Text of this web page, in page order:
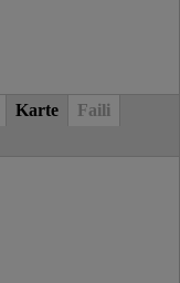
Karte
Faili